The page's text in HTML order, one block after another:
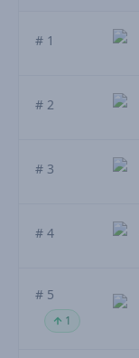
# 1
# 2
# 3
# 4
# 5
1